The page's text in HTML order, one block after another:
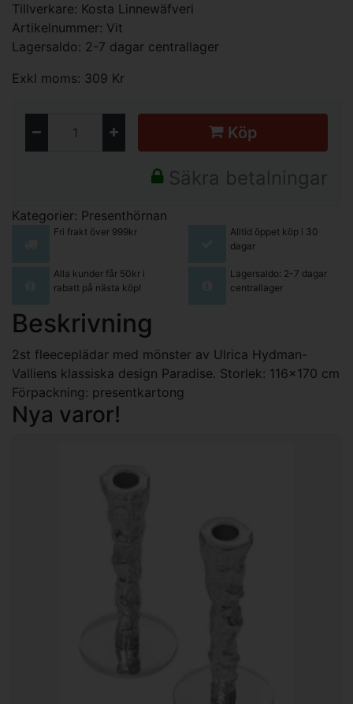
Tillverkare: Kosta Linnewäfveri
Artikelnummer: Vit
Lagersaldo: 2-7 dagar centrallager
Exkl moms: 309 Kr
Köp
Säkra betalningar
Kategorier: Presenthörnan
Fri frakt över 999kr
Alltid öppet köp i 30
dagar
Alla kunder får 50kr i
rabatt på nästa köp!
Lagersaldo: 2-7 dagar
centrallager
Beskrivning
2st fleeceplädar med mönster av Ulrica Hydman-
Valliens klassiska design Paradise. Storlek: 116x170 cm
Förpackning: presentkartong
Nya varor!